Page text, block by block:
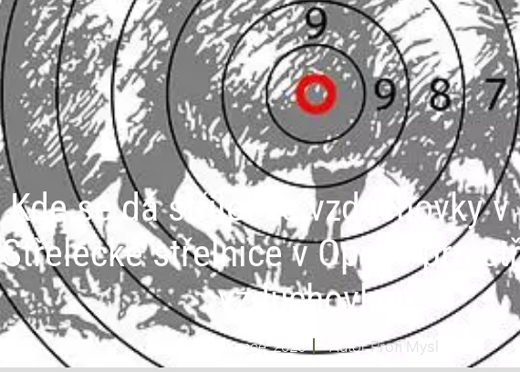
Kde se dá střílet ze vzduchovky v
Střelecké střelnice v Opavě pro
vzduchovkou
9 července, 2026 AutorProfi Mysl